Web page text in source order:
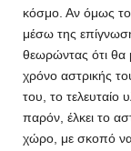
κόσμο. Αν όμως
μέσω της
θεωρώντας ότι θα
χρόνο αστρικής
του, το τελευταίο
παρόν, έλκει το
χώρο, με σκοπό να